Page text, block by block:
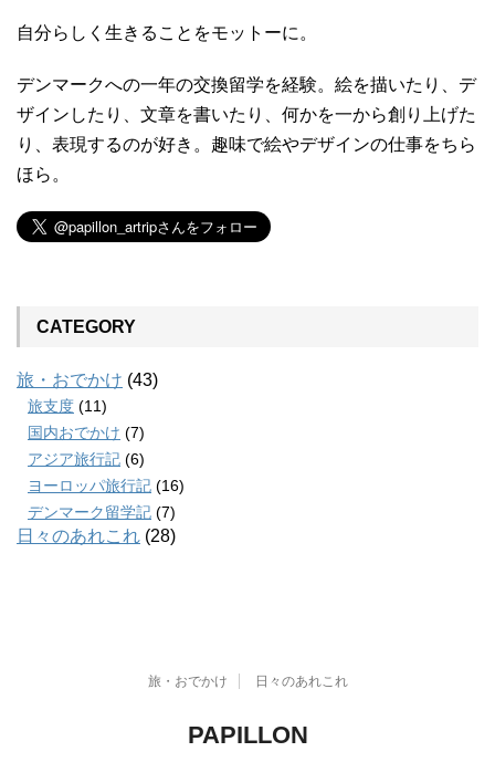
自分らしく生きることをモットーに。
デンマークへの一年の交換留学を経験。絵を描いたり、デ
ザインしたり、文章を書いたり、何かを一から創り上げた
り、表現するのが好き。趣味で絵やデザインの仕事をちら
ほら。
CATEGORY
旅・おでかけ (43)
旅支度 (11)
国内おでかけ (7)
アジア旅行記 (6)
ヨーロッパ旅行記 (16)
デンマーク留学記 (7)
日々のあれこれ (28)
旅・おでかけ 日々のあれこれ
PAPILLON